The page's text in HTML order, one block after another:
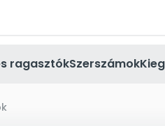
ragasztókSzerszámok